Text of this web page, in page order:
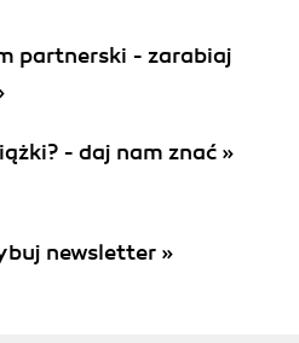
partnerski - zarabiaj
- daj nam znać »
newsletter »